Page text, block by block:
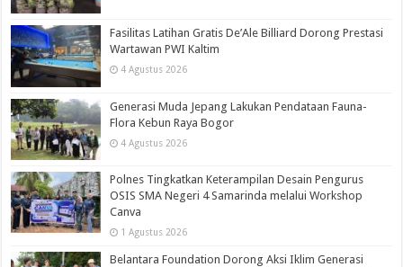
Fasilitas Latihan Gratis De’Ale Billiard Dorong Prestasi
Wartawan PWI Kaltim
4 Agustus 2026
Generasi Muda Jepang Lakukan Pendataan Fauna-
Flora Kebun Raya Bogor
4 Agustus 2026
Polnes Tingkatkan Keterampilan Desain Pengurus
OSIS SMA Negeri 4 Samarinda melalui Workshop
Canva
1 Agustus 2026
Belantara Foundation Dorong Aksi Iklim Generasi